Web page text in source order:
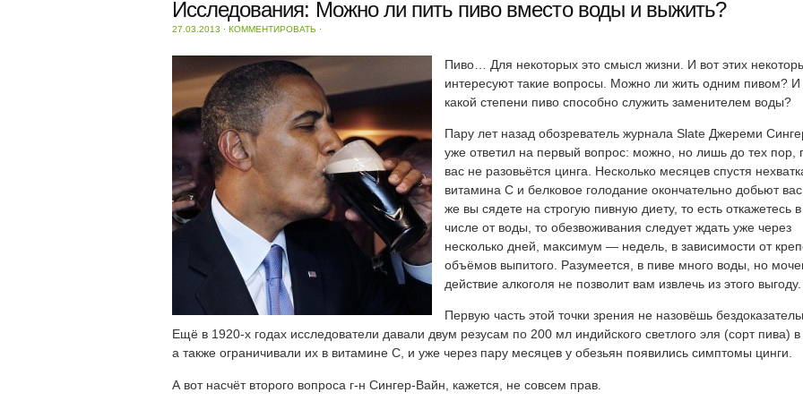
Исследования: Можно ли пить пиво вместо воды и выжить?
27.03.2013 ⋅ КОММЕНТИРОВАТЬ ⋅
Пиво… Для некоторых это смысл жизни. И вот этих
интересуют такие вопросы. Можно ли жить одним пивом? И
какой степени пиво способно служить заменителем воды?
Пару лет назад обозреватель журнала Slate Джереми
уже ответил на первый вопрос: можно, но лишь до тех пор,
вас не разовьётся цинга. Несколько месяцев спустя
витамина C и белковое голодание окончательно добьют
же вы сядете на строгую пивную диету, то есть откажетесь
числе от воды, то обезвоживания следует ждать уже через
несколько дней, максимум — недель, в зависимости от
объёмов выпитого. Разумеется, в пиве много воды, но
действие алкоголя не позволит вам извлечь из этого выгоду.
Первую часть этой точки зрения не назовёшь
Ещё в 1920-х годах исследователи давали двум резусам по 200 мл индийского светлого эля (сорт пива)
а также ограничивали их в витамине C, и уже через пару месяцев у обезьян появились симптомы цинги.
А вот насчёт второго вопроса г-н Сингер-Вайн, кажется, не совсем прав.